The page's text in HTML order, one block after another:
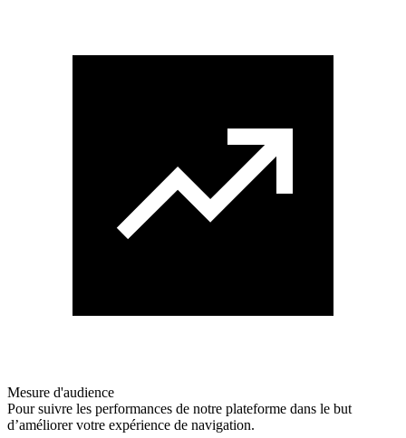
Mesure d'audience
Pour suivre les performances de notre plateforme dans le but
d’améliorer votre expérience de navigation.